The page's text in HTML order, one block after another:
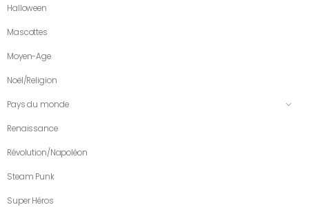
Halloween
Mascottes
Moyen-Age
Noël/Religion
Pays du monde
Renaissance
Révolution/Napoléon
Steam Punk
Super Héros